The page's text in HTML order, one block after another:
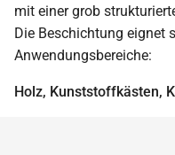
mit einer grob
Die Beschichtung eignet
Anwendungsbereiche:
Holz, Kunststoffkästen,